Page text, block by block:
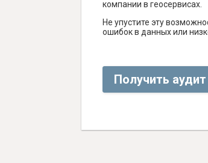
компании в геосервисах.
Не упустите эту
ошибок в данных или
Получить аудит